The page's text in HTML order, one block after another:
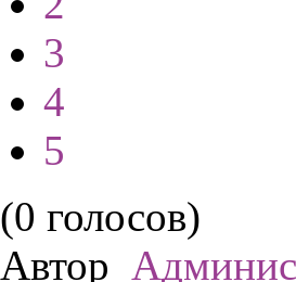
3
4
5
(0 голосов)
Автор